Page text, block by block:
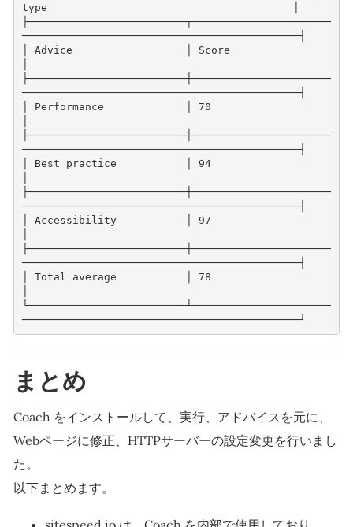
type                                       │
├─────────────────────────┬──────────────────────
────────────────────────────────────────────┤
│ Advice                  │ Score
├─────────────────────────┼──────────────────────
────────────────────────────────────────────┤
│ Performance             │ 70
├─────────────────────────┼──────────────────────
────────────────────────────────────────────┤
│ Best practice           │ 94
├─────────────────────────┼──────────────────────
────────────────────────────────────────────┤
│ Accessibility           │ 97
├─────────────────────────┼──────────────────────
────────────────────────────────────────────┤
│ Total average           │ 78
└─────────────────────────┴──────────────────────
────────────────────────────────────────────┘
まとめ
Coach をインストールして、実行、アドバイスを元に、
Webページに修正、HTTPサーバーの設定変更を行いまし
た。
以下まとめます。